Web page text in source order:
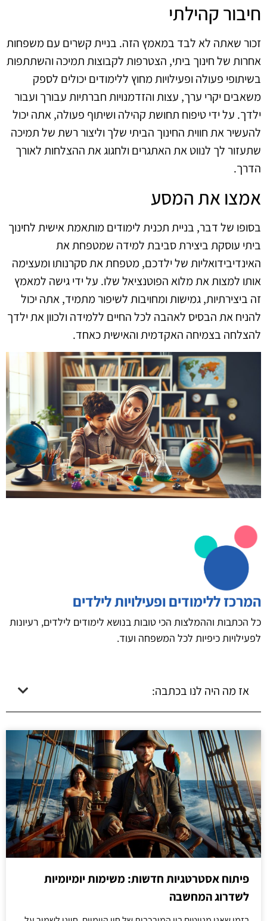
חיבור קהילתי
זכור שאתה לא לבד במאמץ הזה. בניית קשרים עם משפחות
אחרות של חינוך ביתי, הצטרפות לקבוצות תמיכה והשתתפות
בשיתופי פעולה ופעילויות מחוץ ללימודים יכולים לספק
משאבים יקרי ערך, עצות והזדמנויות חברתיות עבורך ועבור
ילדך. על ידי טיפוח תחושת קהילה ושיתוף פעולה, אתה יכול
להעשיר את חווית החינוך הביתי שלך וליצור רשת של תמיכה
שתעזור לך לנווט את האתגרים ולחגוג את ההצלחות לאורך
הדרך.
אמצו את המסע
בסופו של דבר, בניית תכנית לימודים מותאמת אישית לחינוך
ביתי עוסקת ביצירת סביבת למידה שמטפחת את
האינדיבידואליות של ילדכם, מטפחת את סקרנותו ומעצימה
אותו למצות את מלוא הפוטנציאל שלו. על ידי גישה למאמץ
זה ביצירתיות, גמישות ומחויבות לשיפור מתמיד, אתה יכול
להניח את הבסיס לאהבה לכל החיים ללמידה ולכוון את ילדך
להצלחה בצמיחה האקדמית והאישית כאחד.
המרכז ללימודים ופעילויות לילדים
כל הכתבות וההמלצות הכי טובות בנושא לימודים לילדים, רעיונות
לפעילויות כיפיות לכל המשפחה ועוד.
אז מה היה לנו בכתבה:
פיתוח אסטרטגיות חדשות: משימות יומיומיות
לשדרוג המחשבה